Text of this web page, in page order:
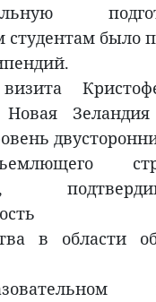
было
Зеландия
в области